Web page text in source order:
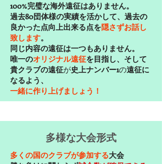
100%完璧な海外遠征はありません。
過去80団体様の実績を活かして、 過去の
良かった点向上出来る点を隠さずお話し
致します。
同じ内容の遠征は一つもありません。
唯一のオリジナル遠征を目指し、そして
貴クラブの遠征が史上ナンバー1の遠征に
なるよう、
一緒に作り上げましょう！
多様な大会形式
多くの国のクラブが参加する大会